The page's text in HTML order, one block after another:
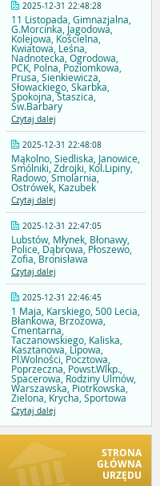
2025-12-31 22:48:28
11 Listopada, Gimnazjalna,
G.Morcinka, Jagodowa,
Kolejowa, Kościelna,
Kwiatowa, Leśna,
Nadnotecka, Ogrodowa,
PCK, Polna, Poziomkowa,
Prusa, Sienkiewicza,
Słowackiego, Skarbka,
Spokojna, Staszica,
Św.Barbary
Czytaj dalej
2025-12-31 22:48:08
Mąkolno, Siedliska, Janowice,
Smólniki, Zdrojki, Kol.Lipiny,
Radowo, Smolarnia,
Ostrówek, Kazubek
Czytaj dalej
2025-12-31 22:47:05
Lubstów, Młynek, Błonawy,
Police, Dąbrowa, Płoszewo,
Zofia, Bronisława
Czytaj dalej
2025-12-31 22:46:45
1 Maja, Karskiego, 500 Lecia,
Błankowa, Brzozowa,
Cmentarna,
Taczanowskiego, Kaliska,
Kasztanowa, Lipowa,
Pl.Wolności, Pocztowa,
Poprzeczna, Powst.Wlkp.,
Spacerowa, Rodziny Ulmów,
Warszawska, Piotrkowska,
Zielona, Krycha, Sportowa
Czytaj dalej
STRONA
GŁÓWNA
URZĘDU